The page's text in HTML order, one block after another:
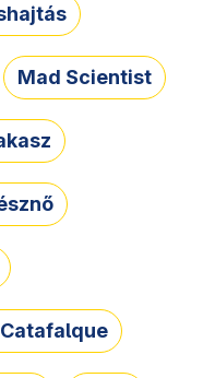
Mad Scientist